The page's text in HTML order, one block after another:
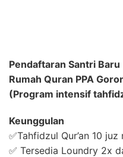
Pendaftaran Santri Baru
Rumah Quran PPA
(Program intensif
Keunggulan
✅Tahfidzul Qur’an 10
✅ Tersedia Loundry 2x